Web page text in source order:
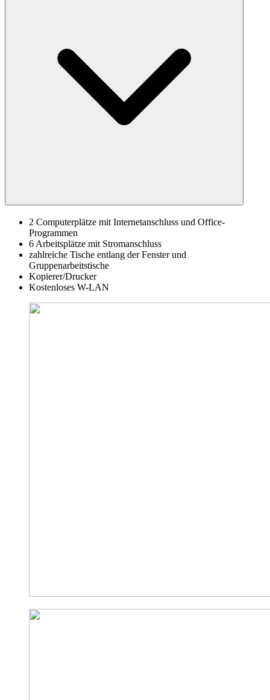
2 Computerplätze mit Internetanschluss und Office-
Programmen
6 Arbeitsplätze mit Stromanschluss
zahlreiche Tische entlang der Fenster und
Gruppenarbeitstische
Kopierer/Drucker
Kostenloses W-LAN